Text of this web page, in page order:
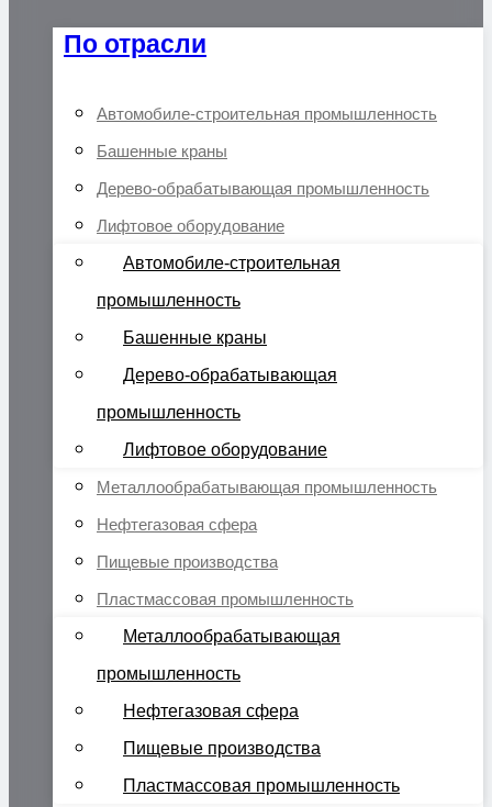
По отрасли
Автомобиле-строительная промышленность
Башенные краны
Дерево-обрабатывающая промышленность
Лифтовое оборудование
Автомобиле-строительная
промышленность
Башенные краны
Дерево-обрабатывающая
промышленность
Лифтовое оборудование
Металлообрабатывающая промышленность
Нефтегазовая сфера
Пищевые производства
Пластмассовая промышленность
Металлообрабатывающая
промышленность
Нефтегазовая сфера
Пищевые производства
Пластмассовая промышленность